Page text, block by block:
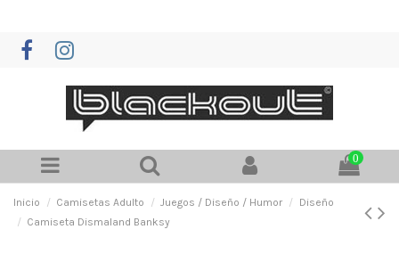
0
Inicio Camisetas Adulto Juegos / Diseño / Humor
Diseño
Camiseta Dismaland Banksy